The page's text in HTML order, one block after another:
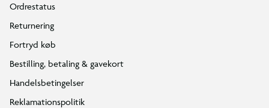
Leveres i 3 kasser
Kasse 1: 24,5kg - 170 x 42 x 14,5 cm
Kasse 2: 22kg - 170 x 43 x 16,5 cm
Ordrestatus
Returnering
Fortryd køb
Bestilling, betaling & gavekort
Handelsbetingelser
Reklamationspolitik